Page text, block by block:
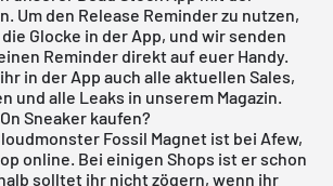
Um den Release Reminder zu nutzen,
Glocke in der App, und wir senden
Reminder direkt auf euer Handy.
in der App auch alle aktuellen Sales,
und alle Leaks in unserem Magazin.
Sneaker kaufen?
Fossil Magnet ist bei Afew,
online. Bei einigen Shops ist er schon
solltet ihr nicht zögern, wenn ihr